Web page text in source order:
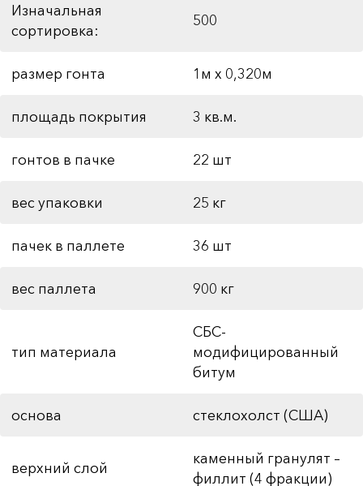
Изначальная
сортировка:
500
размер гонта 1м х 0,320м
площадь покрытия 3 кв.м.
гонтов в пачке 22 шт
вес упаковки 25 кг
пачек в паллете 36 шт
вес паллета 900 кг
тип материала
СБС-
модифицированный
битум
основа стеклохолст (США)
верхний слой
каменный гранулят –
филлит (4 фракции)